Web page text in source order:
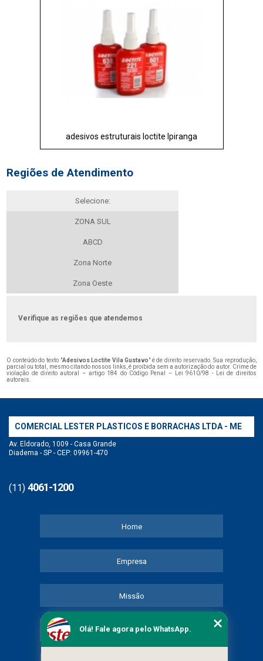
adesivos estruturais loctite Ipiranga
Regiões de Atendimento
Selecione:
ZONA SUL
ABCD
Zona Norte
Zona Oeste
Verifique as regiões que atendemos
O conteúdo do texto "Adesivos Loctite Vila Gustavo" é de direito reservado. Sua reprodução,
parcial ou total, mesmo citando nossos links, é proibida sem a autorização do autor. Crime de
violação de direito autoral – artigo 184 do Código Penal –
Lei 9610/98 - Lei de direitos
autorais
COMERCIAL LESTER PLASTICOS E BORRACHAS LTDA - ME
Av. Eldorado, 1009 - Casa Grande
Diadema - SP - CEP: 09961-470
(11) 4061-1200
Home
Empresa
Missão
Serviços
Olá! Fale agora pelo WhatsApp.